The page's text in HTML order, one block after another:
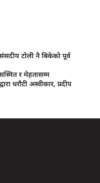
टोली नै बिकेको पूर्व
र मेहतासम्म
धरौटी अस्वीकार, प्रदीप